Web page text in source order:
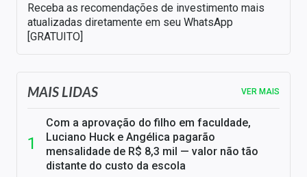
Receba as recomendações de investimento mais
atualizadas diretamente em seu WhatsApp
[GRATUITO]
MAIS LIDAS VER MAIS
Com a aprovação do filho em faculdade,
Luciano Huck e Angélica pagarão
mensalidade de R$ 8,3 mil — valor não tão
distante do custo da escola